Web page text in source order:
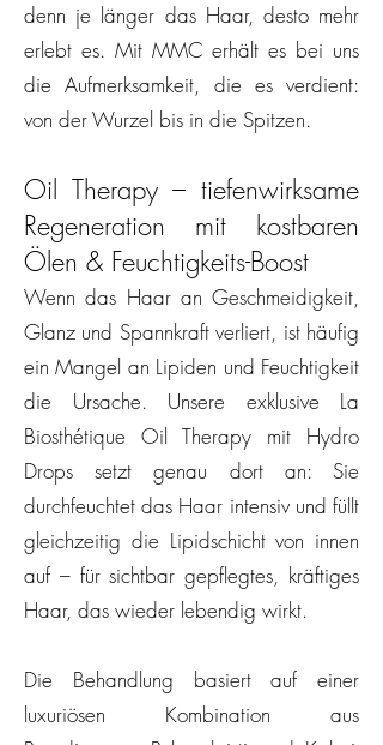
denn je länger das Haar, desto mehr
erlebt es. Mit MMC erhält es bei uns
die Aufmerksamkeit, die es verdient:
von der Wurzel bis in die Spitzen.
Oil Therapy – tiefenwirksame
Regeneration mit kostbaren
Ölen & Feuchtigkeits-Boost
Wenn das Haar an Geschmeidigkeit,
Glanz und Spannkraft verliert, ist häufig
ein Mangel an Lipiden und Feuchtigkeit
die Ursache. Unsere exklusive La
Biosthétique Oil Therapy mit Hydro
Drops setzt genau dort an: Sie
durchfeuchtet das Haar intensiv und füllt
gleichzeitig die Lipidschicht von innen
auf – für sichtbar gepflegtes, kräftiges
Haar, das wieder lebendig wirkt.
Die Behandlung basiert auf einer
luxuriösen Kombination aus